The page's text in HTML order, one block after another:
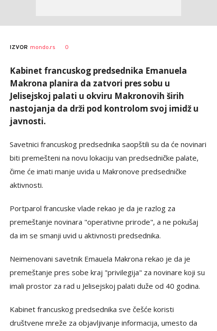
IZVOR mondo.rs 0
Kabinet francuskog predsednika Emanuela
Makrona planira da zatvori pres sobu u
Jelisejskoj palati u okviru Makronovih širih
nastojanja da drži pod kontrolom svoj imidž u
javnosti.
Savetnici francuskog predsednika saopštili su da će novinari
biti premešteni na novu lokaciju van predsedničke palate,
čime će imati manje uvida u Makronove predsedničke
aktivnosti.
Portparol francuske vlade rekao je da je razlog za
premeštanje novinara "operativne prirode", a ne pokušaj
da im se smanji uvid u aktivnosti predsednika.
Neimenovani savetnik Emauela Makrona rekao je da je
premeštanje pres sobe kraj "privilegija" za novinare koji su
imali prostor za rad u Jelisejskoj palati duže od 40 godina.
Kabinet francuskog predsednika sve češće koristi
društvene mreže za objavljivanje informacija, umesto da